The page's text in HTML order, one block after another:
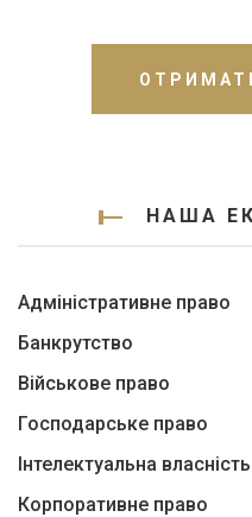
НАША
Адміністративне право
Банкрутство
Військове право
Господарське право
Інтелектуальна власність
Корпоративне право